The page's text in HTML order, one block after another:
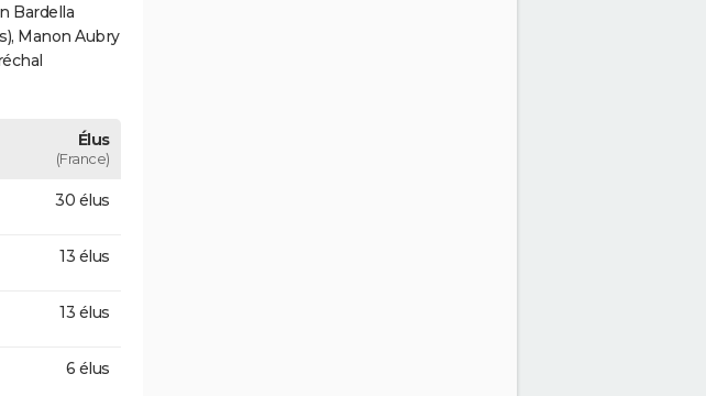
Bardella
Manon Aubry
Élus
(France)
30 élus
13 élus
13 élus
6 élus